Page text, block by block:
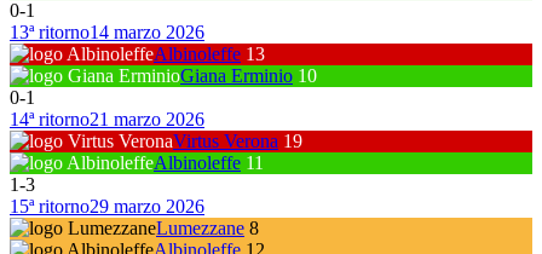
0-1
13ª ritorno14 marzo 2026
Albinoleffe 13
Giana Erminio 10
0-1
14ª ritorno21 marzo 2026
Virtus Verona 19
Albinoleffe 11
1-3
15ª ritorno29 marzo 2026
Lumezzane 8
Albinoleffe 12